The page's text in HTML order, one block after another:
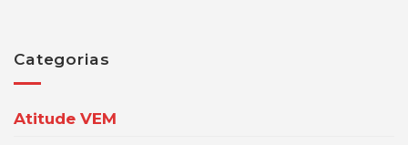
Categorias
Atitude VEM